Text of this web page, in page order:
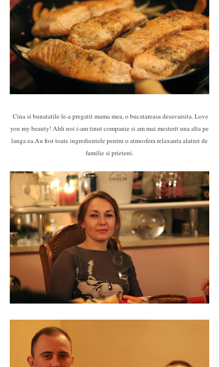
Cina si bunatatile le-a pregatit mama mea, o bucatareasa desavarsita. Love
you my beauty! Ahh noi i-am tinut companie si am mai mesterit una alta pe
langa ea.Au fost toate ingredientele pentru o atmosfera relaxanta alaturi de
familie si prieteni.